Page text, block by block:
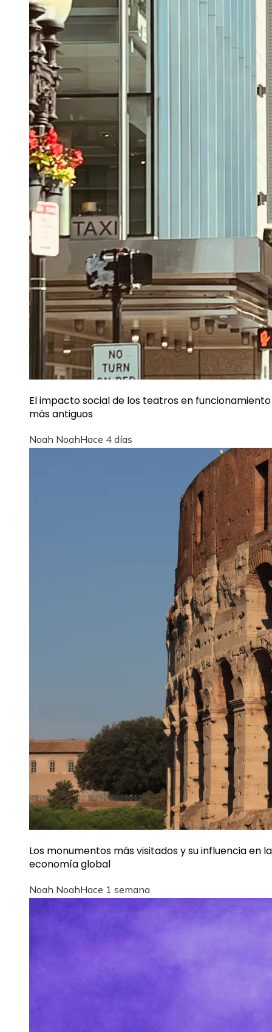
El impacto social de los teatros en funcionamiento
más antiguos
Noah NoahHace 4 días
Los monumentos más visitados y su influencia en la
economía global
Noah NoahHace 1 semana